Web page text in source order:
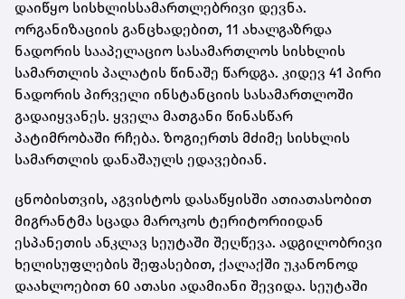
დაიწყო სისხლისსამართლებრივი დევნა.
ორგანიზაციის განცხადებით, 11 ახალგაზრდა
ნადორის სააპელაციო სასამართლოს სისხლის
სამართლის პალატის წინაშე წარდგა. კიდევ 41 პირი
ნადორის პირველი ინსტანციის სასამართლოში
გადაიყვანეს. ყველა მათგანი წინასწარ
პატიმრობაში რჩება. ზოგიერთს მძიმე სისხლის
სამართლის დანაშაულს ედავებიან.
ცნობისთვის, აგვისტოს დასაწყისში ათიათასობით
მიგრანტმა სცადა მაროკოს ტერიტორიიდან
ესპანეთის ანკლავ სეუტაში შეღწევა. ადგილობრივი
ხელისუფლების შეფასებით, ქალაქში უკანონოდ
დაახლოებით 60 ათასი ადამიანი შევიდა. სეუტაში